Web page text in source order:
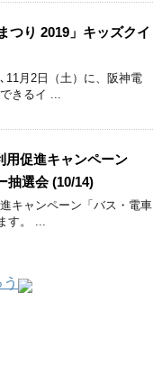
つり 2019」キッズクイ
11月2日（土）に、阪神電
きるイ ...
用促進キャンペーン
抽選会 (10/14)
キャンペーン「バス・電車
す。 ...